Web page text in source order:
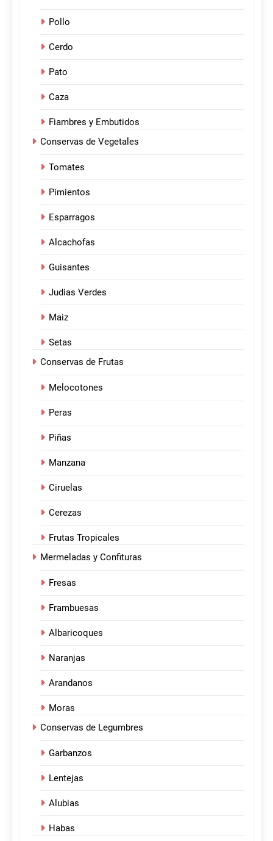
Pollo
Cerdo
Pato
Caza
Fiambres y Embutidos
Conservas de Vegetales
Tomates
Pimientos
Esparragos
Alcachofas
Guisantes
Judias Verdes
Maiz
Setas
Conservas de Frutas
Melocotones
Peras
Piñas
Manzana
Ciruelas
Cerezas
Frutas Tropicales
Mermeladas y Confituras
Fresas
Frambuesas
Albaricoques
Naranjas
Arandanos
Moras
Conservas de Legumbres
Garbanzos
Lentejas
Alubias
Habas